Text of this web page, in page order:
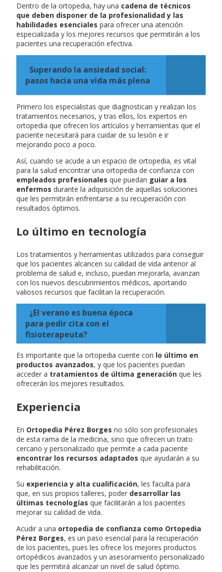
Dentro de la ortopedia, hay una cadena de técnicos
que deben disponer de la profesionalidad y las
habilidades esenciales para ofrecer una atención
especializada y los mejores recursos que permitirán a los
pacientes una recuperación efectiva.
Superando la ansiedad social:
pasos hacia una vida más plena
Primero los especialistas que diagnostican y realizan los
tratamientos necesarios, y tras ellos, los expertos en
ortopedia que ofrecen los artículos y herramientas que el
paciente necesitará para cuidar de su lesión e ir
mejorando poco a poco.
Así, cuando se acude a un espacio de ortopedia, es vital
para la salud encontrar una ortopedia de confianza con
empleados profesionales que puedan guiar a los
enfermos durante la adquisición de aquellas soluciones
que les permitirán enfrentarse a su recuperación con
resultados óptimos.
Lo último en tecnología
Los tratamientos y herramientas utilizados para conseguir
que los pacientes alcancen su calidad de vida anterior al
problema de salud e, incluso, puedan mejorarla, avanzan
con los nuevos descubrimientos médicos, aportando
valiosos recursos que facilitan la recuperación.
¿El verano es buena época
para pedir cita con el
fisioterapeuta?
Es importante que la ortopedia cuente con lo último en
productos avanzados, y que los pacientes puedan
acceder a tratamientos de última generación que les
ofrecerán los mejores resultados.
Experiencia
En Ortopedia Pérez Borges no sólo son profesionales
de esta rama de la medicina, sino que ofrecen un trato
cercano y personalizado que permite a cada paciente
encontrar los recursos adaptados que ayudarán a su
rehabilitación.
Su experiencia y alta cualificación, les faculta para
que, en sus propios talleres, poder desarrollar las
últimas tecnologías que facilitarán a los pacientes
mejorar su calidad de vida.
Acudir a una ortopedia de confianza como Ortopedia
Pérez Borges, es un paso esencial para la recuperación
de los pacientes, pues les ofrece los mejores productos
ortopédicos avanzados y un asesoramiento personalizado
que les permitirá alcanzar un nivel de salud óptimo.